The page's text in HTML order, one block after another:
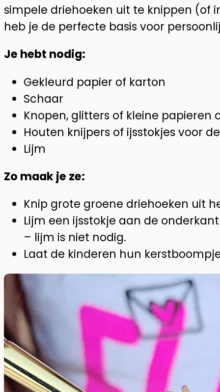
simpele driehoeken uit te knippen (of
heb je de perfecte basis voor
Je hebt nodig:
Gekleurd papier of karton
Schaar
Knopen, glitters of kleine papieren
Houten knijpers of ijsstokjes voor
Lijm
Zo maak je ze:
Knip grote groene driehoeken uit
Lijm een ijsstokje aan de
– lijm is niet nodig.
Laat de kinderen hun